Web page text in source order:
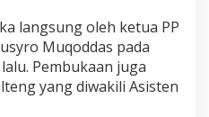
langsung oleh ketua PP
Muqoddas pada
Pembukaan juga
yang diwakili Asisten